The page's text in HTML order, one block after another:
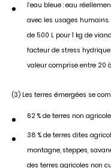
l’eau bleue : eau
avec les usages
de 500 L pour 1 kg de
facteur de stress
valeur comprise entre 20
(3) Les terres émergées se
62 % de terres non
38 % de terres dites
montagne, steppes,
des terres agricoles non